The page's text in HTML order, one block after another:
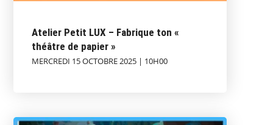
Atelier Petit LUX – Fabrique ton «
théâtre de papier »
MERCREDI 15 OCTOBRE 2025 | 10H00